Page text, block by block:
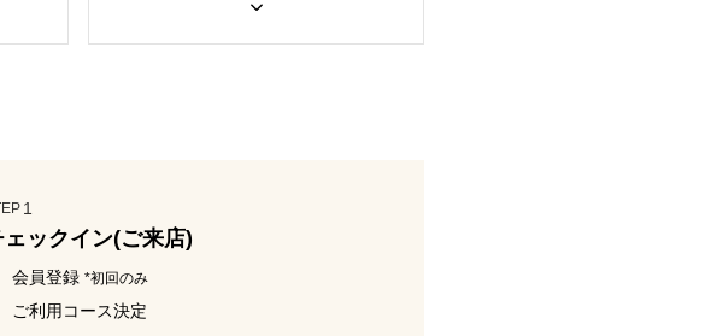
ェックイン(ご来店)
会員登録 *初回のみ
ご利用コース決定